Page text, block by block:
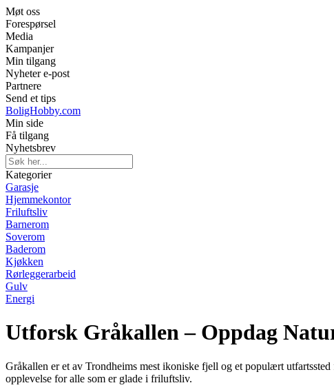
Møt oss
Forespørsel
Media
Kampanjer
Min tilgang
Nyheter e-post
Partnere
Send et tips
BoligHobby.com
Min side
Få tilgang
Nyhetsbrev
Kategorier
Garasje
Hjemmekontor
Friluftsliv
Barnerom
Soverom
Baderom
Kjøkken
Rørleggerarbeid
Gulv
Energi
Utforsk Gråkallen – Oppdag
Gråkallen er et av Trondheims mest ikoniske fjell og et populært
opplevelse for alle som er glade i friluftsliv.